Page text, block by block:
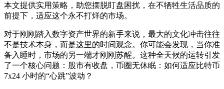
本文提供实用策略，助您摆脱盯盘困扰，在不牺牲生活品质的
前提下，适应这个永不打烊的市场。
对于刚刚踏入数字资产世界的新手来说，最大的文化冲击往往
不是技术本身，而是这里的时间观念。你可能会发现，当你准
备入睡时，市场的另一端才刚刚苏醒。这种全天候的运转引发
了一个核心问题： 股市有收盘，币圈无休眠：如何适应比特币
7x24 小时的“心跳”波动？